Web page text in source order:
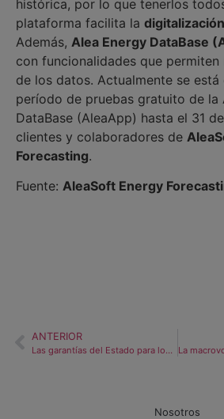
histórica, por lo que tenerlos
plataforma facilita la digitalización
Además, Alea Energy DataBase
con funcionalidades que permiten
de los datos. Actualmente se
período de pruebas gratuito de la
DataBase (AleaApp) hasta el 31
clientes y colaboradores de
Forecasting.
Fuente: AleaSoft Energy
ANTERIOR
Las garantías del Estado para los PPA con electrointensivos
Nosotros